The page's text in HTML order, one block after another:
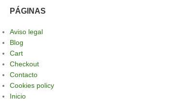
PÁGINAS
Aviso legal
Blog
Cart
Checkout
Contacto
Cookies policy
Inicio